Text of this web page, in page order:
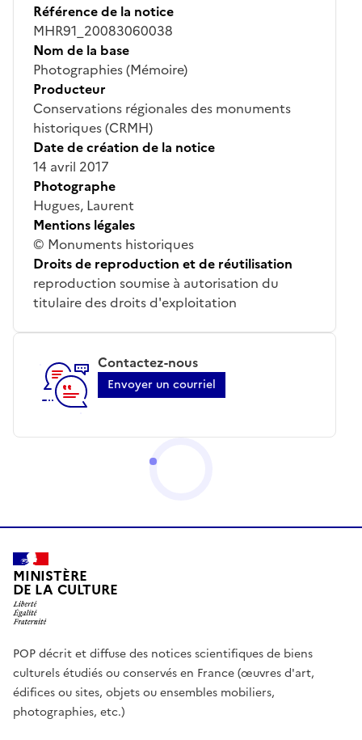
Référence de la notice
MHR91_20083060038
Nom de la base
Photographies (Mémoire)
Producteur
Conservations régionales des monuments
historiques (CRMH)
Date de création de la notice
14 avril 2017
Photographe
Hugues, Laurent
Mentions légales
© Monuments historiques
Droits de reproduction et de réutilisation
reproduction soumise à autorisation du
titulaire des droits d'exploitation
Contactez-nous
Envoyer un courriel
MINISTÈRE
DE LA CULTURE
POP décrit et diffuse des notices scientifiques de biens
culturels étudiés ou conservés en France (œuvres d'art,
édifices ou sites, objets ou ensembles mobiliers,
photographies, etc.)